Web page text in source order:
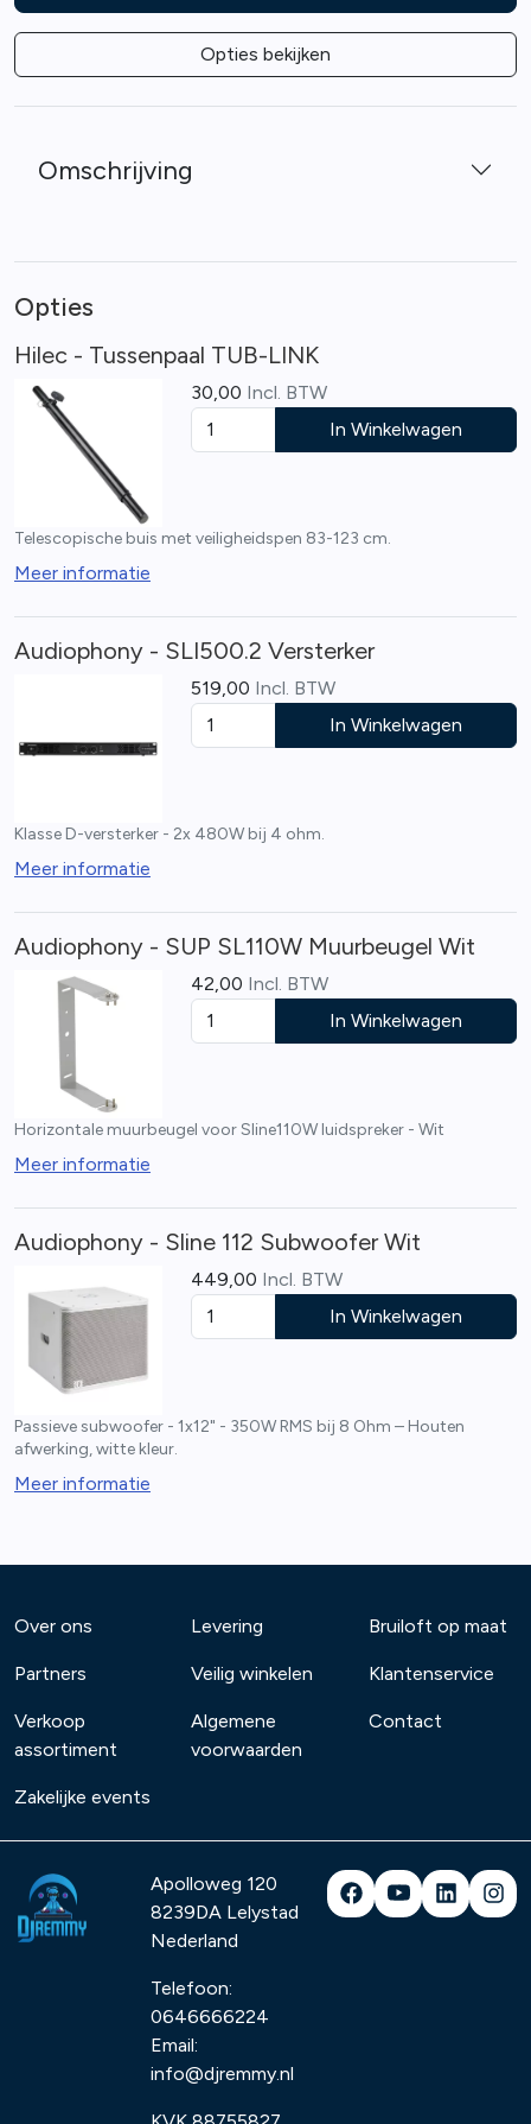
Opties bekijken
Omschrijving
Opties
Hilec - Tussenpaal TUB-LINK
30,00 Incl. BTW
In Winkelwagen
Telescopische buis met veiligheidspen 83-123 cm.
Meer informatie
Audiophony - SLI500.2 Versterker
519,00 Incl. BTW
In Winkelwagen
Klasse D-versterker - 2x 480W bij 4 ohm.
Meer informatie
Audiophony - SUP SL110W Muurbeugel Wit
42,00 Incl. BTW
In Winkelwagen
Horizontale muurbeugel voor Sline110W luidspreker - Wit
Meer informatie
Audiophony - Sline 112 Subwoofer Wit
449,00 Incl. BTW
In Winkelwagen
Passieve subwoofer - 1x12" - 350W RMS bij 8 Ohm – Houten
afwerking, witte kleur.
Meer informatie
Over ons
Partners
Verkoop
assortiment
Zakelijke events
Levering
Veilig winkelen
Algemene
voorwaarden
Bruiloft op maat
Klantenservice
Contact
Apolloweg 120
8239DA Lelystad
Nederland
Telefoon:
0646666224
Email:
info@djremmy.nl